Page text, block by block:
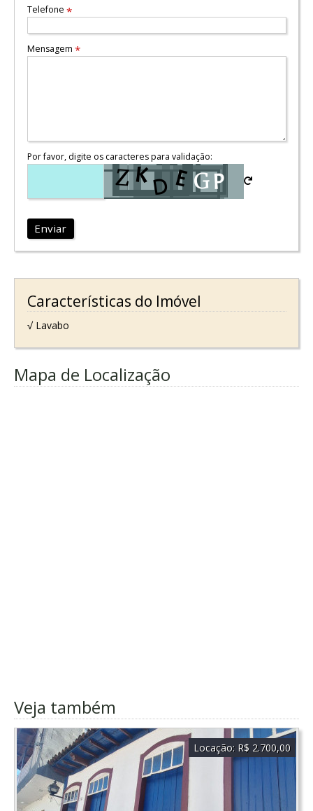
Telefone *
Mensagem *
Por favor, digite os caracteres para validação:
Enviar
Características do Imóvel
√ Lavabo
Mapa de Localização
Veja também
Locação: R$ 2.700,00